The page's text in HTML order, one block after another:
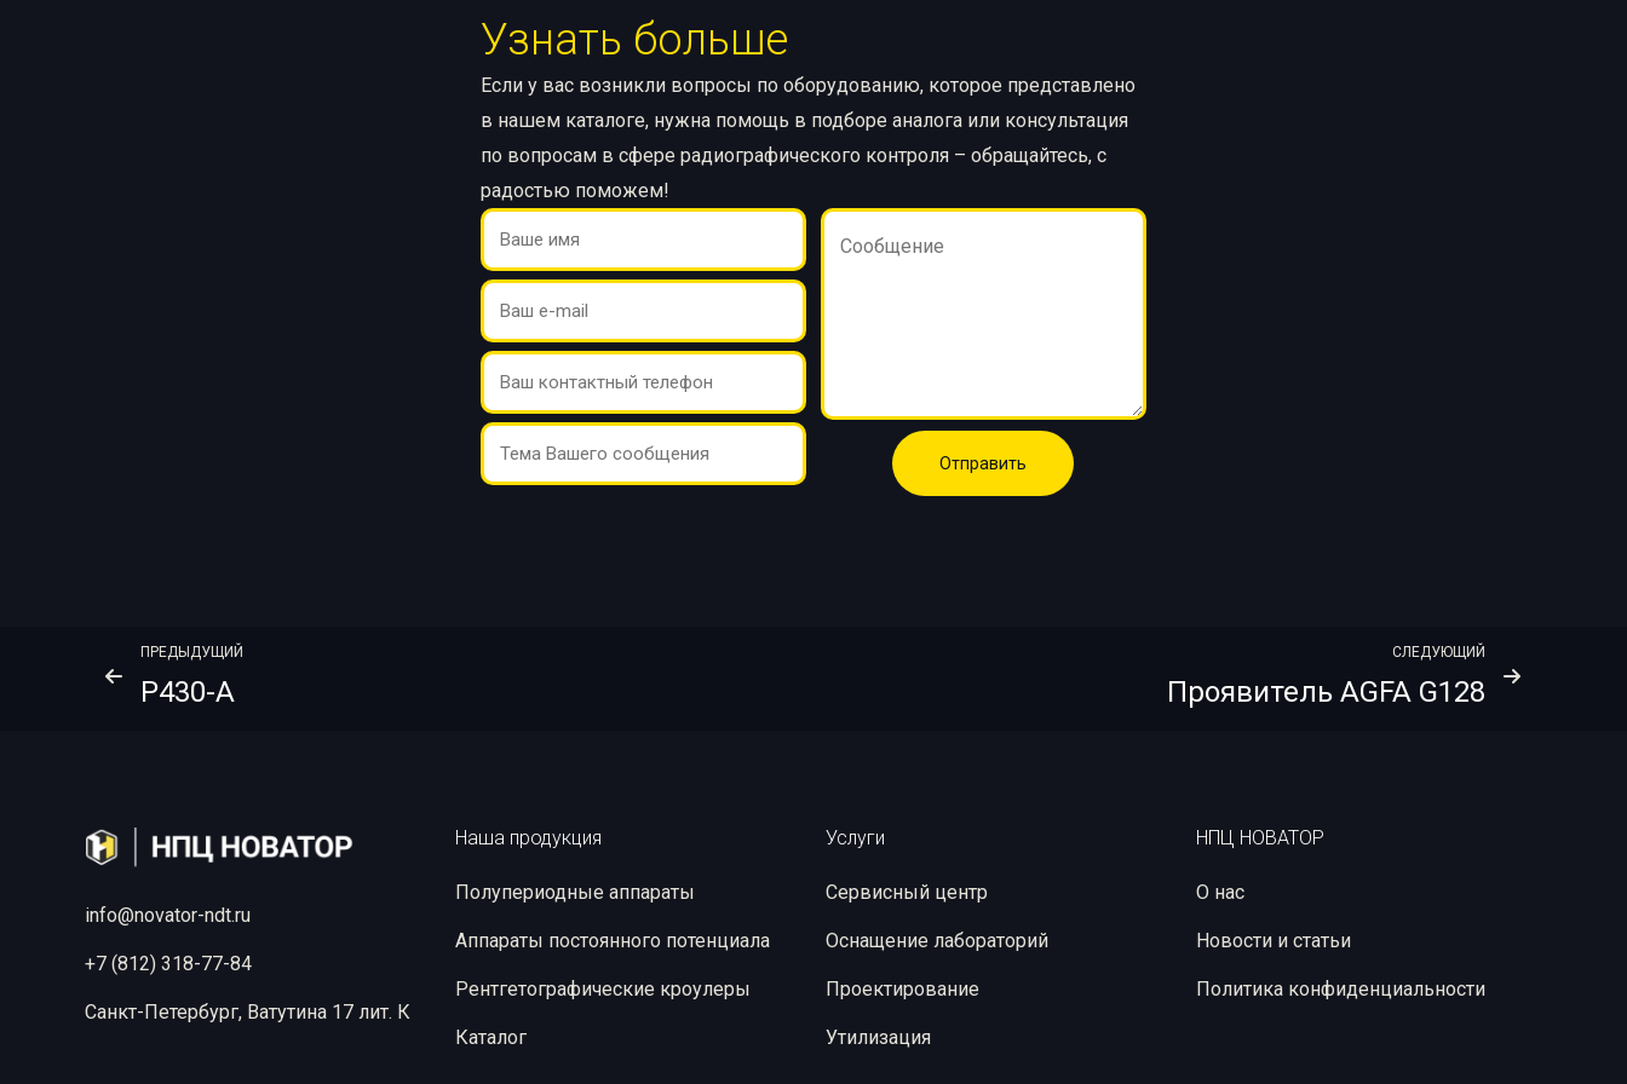
Узнать больше
Если у вас возникли вопросы по оборудованию, которое представлено
в нашем каталоге, нужна помощь в подборе аналога или консультация
по вопросам в сфере радиографического контроля – обращайтесь, с
радостью поможем!
ПРЕДЫДУЩИЙ
P430-A
СЛЕДУЮЩИЙ
Проявитель AGFA G128
info@novator-ndt.ru
+7 (812) 318-77-84
Санкт-Петербург, Ватутина 17 лит. К
Наша продукция
Полупериодные аппараты
Аппараты постоянного потенциала
Рентгетографические кроулеры
Каталог
Услуги
Сервисный центр
Оснащение лабораторий
Проектирование
Утилизация
НПЦ НОВАТОР
О нас
Новости и статьи
Политика конфиденциальности